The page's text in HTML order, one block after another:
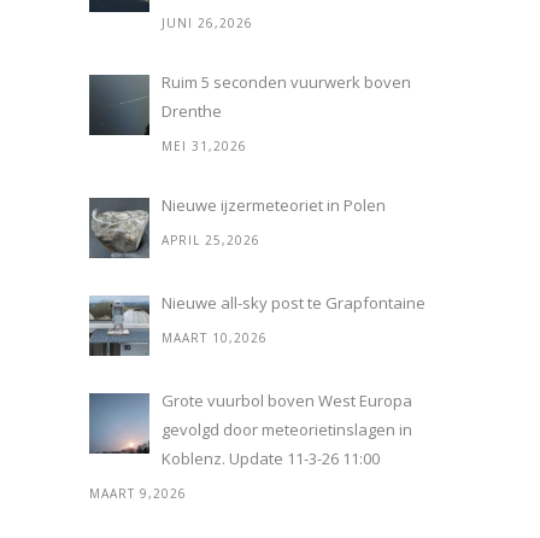
JUNI 26,2026
Ruim 5 seconden vuurwerk boven
Drenthe
MEI 31,2026
Nieuwe ijzermeteoriet in Polen
APRIL 25,2026
Nieuwe all-sky post te Grapfontaine
MAART 10,2026
Grote vuurbol boven West Europa
gevolgd door meteorietinslagen in
Koblenz. Update 11-3-26 11:00
MAART 9,2026